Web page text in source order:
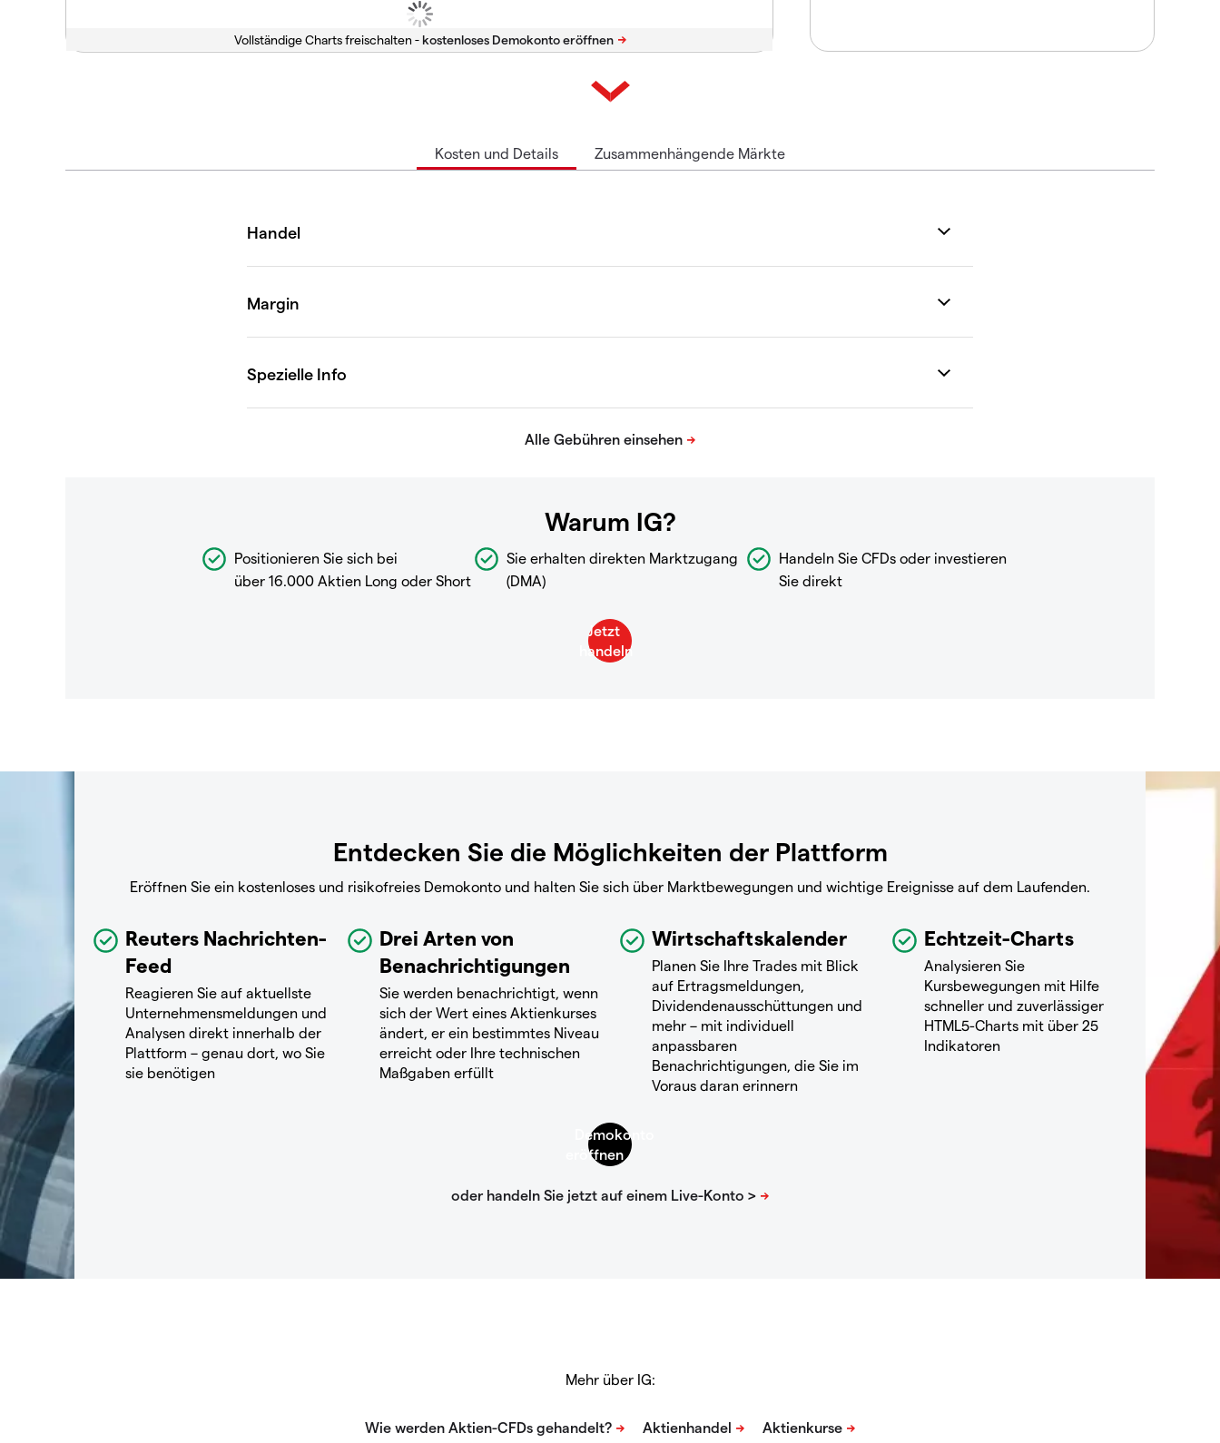
Vollständige Charts freischalten -
Kosten und Details Zusammenhängende Märkte
Warum IG?
Positionieren Sie sich bei
über 16.000 Aktien Long oder Short
Sie erhalten direkten Marktzugang
(DMA)
Handeln Sie CFDs oder investieren
Sie direkt
Entdecken Sie die Möglichkeiten der Plattform
Eröffnen Sie ein kostenloses und risikofreies Demokonto und halten Sie sich über Marktbewegungen und wichtige Ereignisse auf dem Laufenden.
Reuters Nachrichten-
Feed
Reagieren Sie auf aktuellste
Unternehmensmeldungen und
Analysen direkt innerhalb der
Plattform – genau dort, wo Sie
sie benötigen
Drei Arten von
Benachrichtigungen
Sie werden benachrichtigt, wenn
sich der Wert eines Aktienkurses
ändert, er ein bestimmtes Niveau
erreicht oder Ihre technischen
Maßgaben erfüllt
Wirtschaftskalender
Planen Sie Ihre Trades mit Blick
auf Ertragsmeldungen,
Dividendenausschüttungen und
mehr – mit individuell
anpassbaren
Benachrichtigungen, die Sie im
Voraus daran erinnern
Echtzeit-Charts
Analysieren Sie
Kursbewegungen mit Hilfe
schneller und zuverlässiger
HTML5-Charts mit über 25
Indikatoren
Mehr über IG: